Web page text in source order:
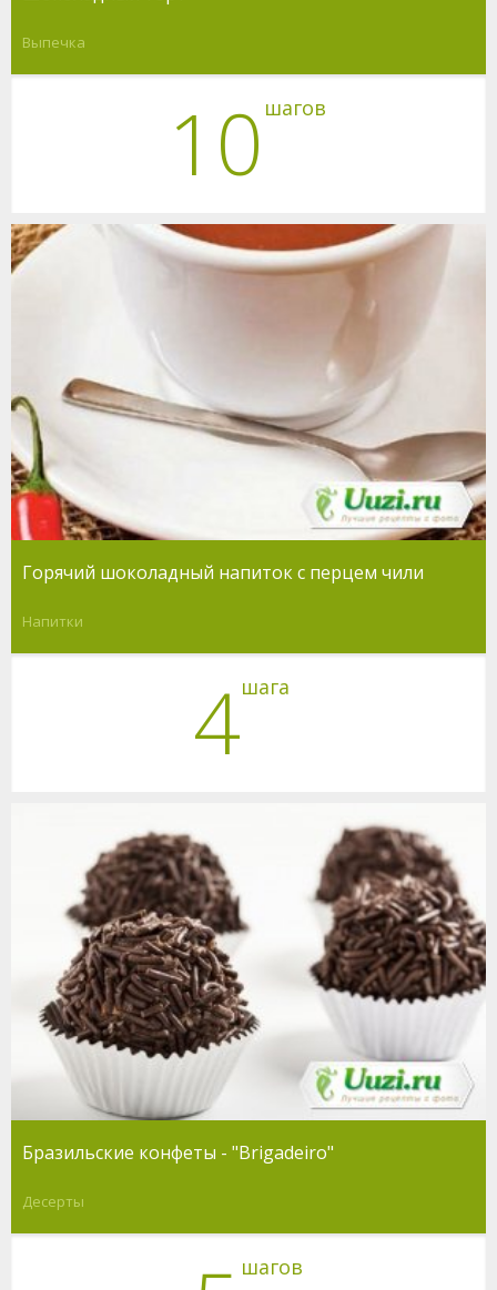
Выпечка
10 шагов
Горячий шоколадный напиток с перцем чили
Напитки
4шага
Бразильские конфеты - "Brigadeiro"
Десерты
шагов